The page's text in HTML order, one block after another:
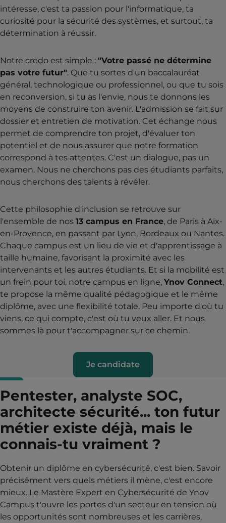
intéresse, c'est ta passion pour l'informatique, ta
curiosité pour la sécurité des systèmes, et surtout, ta
détermination à réussir.
Notre credo est simple : "Votre passé ne détermine
pas votre futur". Que tu sortes d'un baccalauréat
général, technologique ou professionnel, ou que tu sois
en reconversion, si tu as l'envie, nous te donnons les
moyens de construire ton avenir. L'admission se fait sur
dossier et entretien de motivation. Cet échange nous
permet de comprendre ton projet, d'évaluer ton
potentiel et de nous assurer que notre formation
correspond à tes attentes. C'est un dialogue, pas un
examen. Nous ne cherchons pas des étudiants parfaits,
nous cherchons des talents à révéler.
Cette philosophie d'inclusion se retrouve sur
l'ensemble de nos 13 campus en France, de Paris à Aix-
en-Provence, en passant par Lyon, Bordeaux ou Nantes.
Chaque campus est un lieu de vie et d'apprentissage à
taille humaine, favorisant la proximité avec les
intervenants et les autres étudiants. Et si la mobilité est
un frein pour toi, notre campus en ligne, Ynov Connect,
te propose la même qualité pédagogique et le même
diplôme, avec une flexibilité totale. Peu importe d'où tu
viens, ce qui compte, c'est où tu veux aller. Et nous
sommes là pour t'accompagner sur ce chemin.
Je candidate
Pentester, analyste SOC,
architecte sécurité... ton futur
métier existe déjà, mais le
connais-tu vraiment ?
Obtenir un diplôme en cybersécurité, c'est bien. Savoir
précisément vers quels métiers il mène, c'est encore
mieux. Le Mastère Expert en Cybersécurité de Ynov
Campus t'ouvre les portes d'un secteur en tension où
les opportunités sont nombreuses et les carrières,